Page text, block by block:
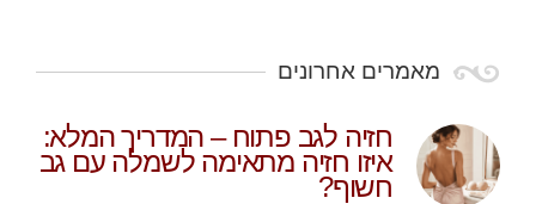
מאמרים אחרונים
חזיה לגב פתוח – המדריך המלא:
איזו חזיה מתאימה לשמלה עם גב
חשוף?